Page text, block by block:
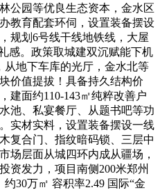
公园等优良生态资本，金水区
教育配套环伺，设置装备摆设
规划6号线干线地铁线，大屋
感。政策取城建双沉赋能下机
地下车库的光厅，金水北等
价值提拔！具备持久结构价
建面约110-143㎡纯粹改善户
池、私宴餐厅、从题书吧等功
实材实料，设置装备摆设一线
复合门、指纹暗码锁、三层中
场层面从城四环内成从疆场，
资发力，项目南侧200米郑州
30万㎡ 容积率2.49 国际“金